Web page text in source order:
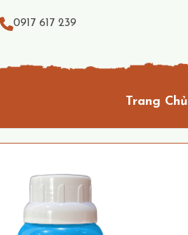
0917 617 239
Trang Chủ